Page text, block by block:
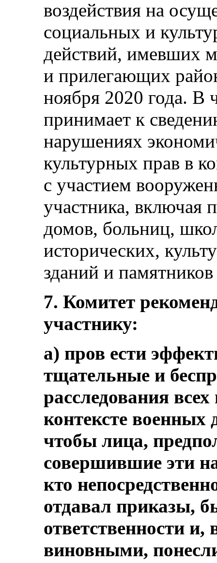
воздействия на
социальных и
действий, имевших
и прилегающих
ноября 2020 года. В
принимает к
нарушениях
культурных прав в
с участием
участника, включая
домов, больниц,
исторических,
зданий и
7. Комитет
участнику:
a) пров ести
тщательные и
расследования
контексте военных
чтобы лица,
совершившие эти
кто
отдавал приказы,
ответственности
виновными,